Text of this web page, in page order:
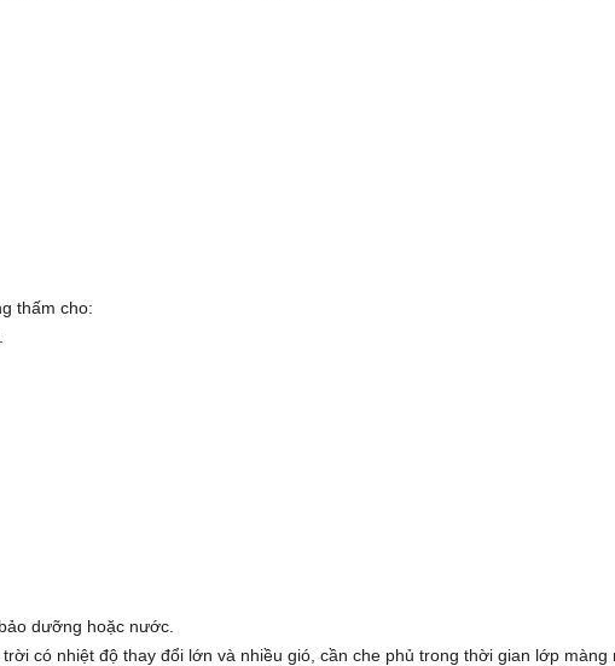
thấm cho:
dưỡng hoặc nước.
có nhiệt độ thay đổi lớn và nhiều gió, cần che phủ trong thời gian lớp màng